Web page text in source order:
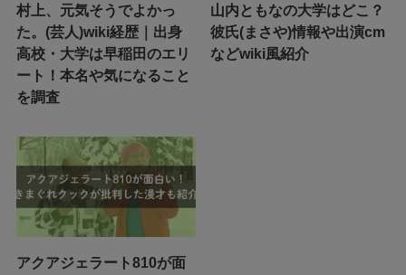
村上、元気そうでよかっ
た。(芸人)wiki経歴｜出身
高校・大学は早稲田のエリ
ート！本名や気になること
を調査
山内ともなの大学はどこ？
彼氏(まさや)情報や出演cm
などwiki風紹介
アクアジェラート810が面